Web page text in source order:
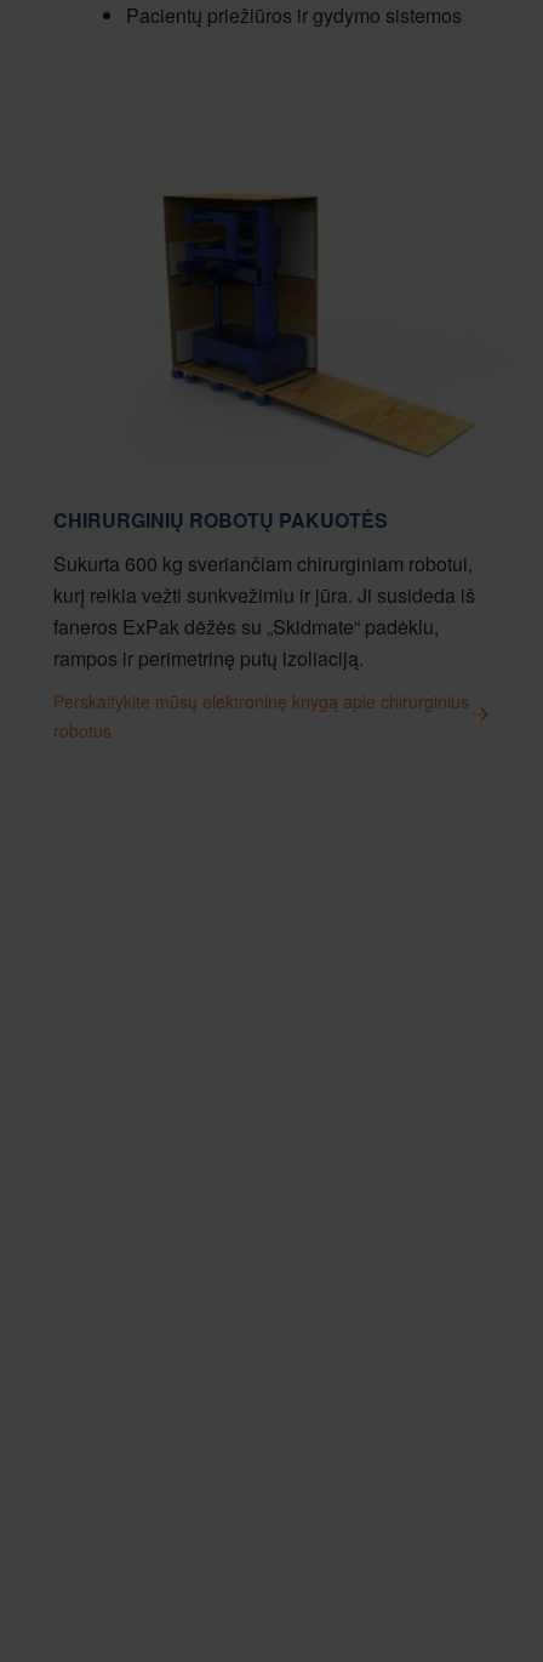
Pacientų priežiūros ir gydymo sistemos
CHIRURGINIŲ ROBOTŲ PAKUOTĖS
Sukurta 600 kg sveriančiam chirurginiam robotui,
kurį reikia vežti sunkvežimiu ir jūra. Ji susideda iš
faneros ExPak dėžės su „Skidmate“ padėklu,
rampos ir perimetrinę putų izoliaciją.
Perskaitykite mūsų elektroninę knygą apie chirurginius
robotus